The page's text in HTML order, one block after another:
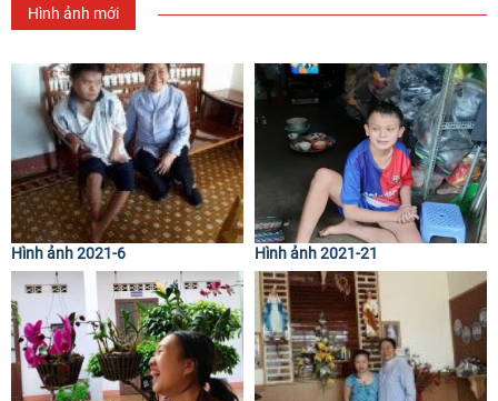
Hình ảnh mới
Hình ảnh 2021-6 Hình ảnh 2021-21